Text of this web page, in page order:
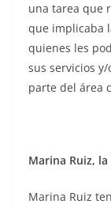
una tarea que
que implicaba
quienes les
sus servicios
parte del área
Marina Ruiz,
Marina Ruiz